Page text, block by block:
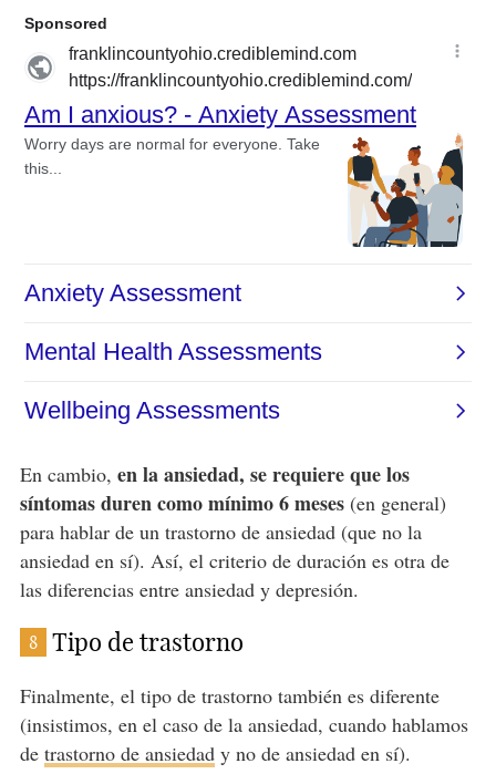
En cambio, en la ansiedad, se requiere que los
síntomas duren como mínimo 6 meses(en general)
para hablar de un trastorno de ansiedad (que no la
ansiedad en sí). Así, el criterio de duración es otra de
las diferencias entre ansiedad y depresión.
8 Tipo de trastorno
Finalmente, el tipo de trastorno también es diferente
(insistimos, en el caso de la ansiedad, cuando hablamos
de trastorno de ansiedady no de ansiedad en sí).